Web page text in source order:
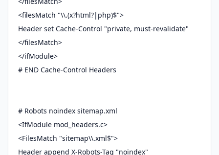
<filesMatch "\\.(x?html?|php)$">
Header set Cache-Control "private, must-revalidate"
</filesMatch>
</ifModule>
# END Cache-Control Headers
# Robots noindex sitemap.xml
<IfModule mod_headers.c>
<FilesMatch "sitemap\\.xml$">
Header append X-Robots-Tag "noindex"